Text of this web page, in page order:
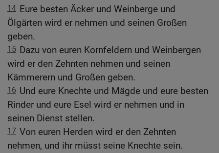
14 Eure besten Äcker und Weinberge und
Ölgärten wird er nehmen und seinen Großen
geben.
15 Dazu von euren Kornfeldern und Weinbergen
wird er den Zehnten nehmen und seinen
Kämmerern und Großen geben.
16 Und eure Knechte und Mägde und eure besten
Rinder und eure Esel wird er nehmen und in
seinen Dienst stellen.
17 Von euren Herden wird er den Zehnten
nehmen, und ihr müsst seine Knechte sein.